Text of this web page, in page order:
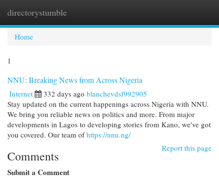
directorystumble
Home
1
NNU: Breaking News from Across Nigeria
Internet 332 days ago blanchevdsf992905
Stay updated on the current happenings across Nigeria with NNU.
We bring you reliable news on politics and more. From major
developments in Lagos to developing stories from Kano, we've got
you covered. Our team ofhttps://nnu.ng/
Report this page
Comments
Submit a Comment